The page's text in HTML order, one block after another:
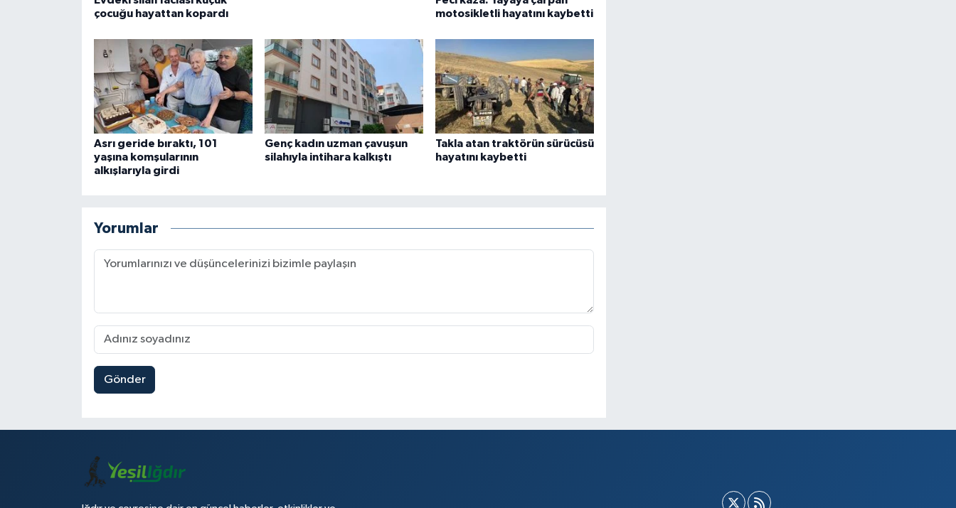
çocuğu hayattan kopardı
motosikletli hayatını kaybetti
Asrı geride bıraktı, 101
yaşına komşularının
alkışlarıyla girdi
Genç kadın uzman çavuşun
silahıyla intihara kalkıştı
Takla atan traktörün sürücüsü
hayatını kaybetti
Yorumlar
Gönder